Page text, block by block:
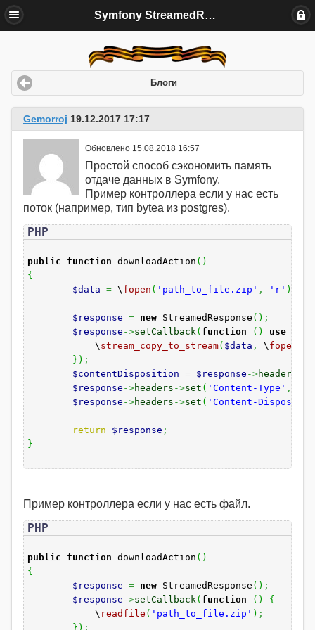
Symfony StreamedResponse
Блоги
Gemorroj 19.12.2017 17:17
Обновлено 15.08.2018 16:57
Простой способ сэкономить память
отдаче данных в Symfony.
Пример контроллера если у нас есть
поток (например, тип bytea из postgres).
PHP
public function downloadAction ( )
{
$data = \ fopen ( 'path_to_file.zip' , 'r' )
$response = new StreamedResponse ( ) ;
$response ->setCallback ( function ( ) use
\ stream_copy_to_stream( $data , \ fopen
} ) ;
$contentDisposition = $response ->headers
$response ->headers ->set ( 'Content-Type' ,
$response ->headers ->set ( 'Content-
return $response ;
}
Пример контроллера если у нас есть файл.
PHP
public function downloadAction ( )
{
$response = new StreamedResponse ( ) ;
$response ->setCallback ( function ( )
{
\ readfile ( 'path_to_file.zip' ) ;
} ) ;